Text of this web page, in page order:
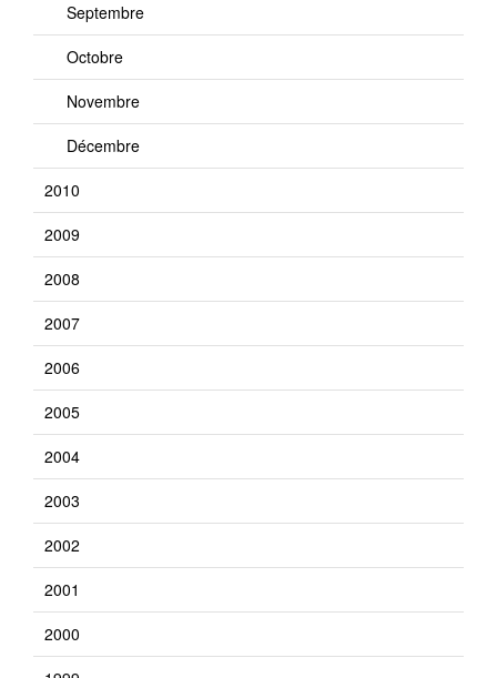
Septembre
Octobre
Novembre
Décembre
2010
2009
2008
2007
2006
2005
2004
2003
2002
2001
2000